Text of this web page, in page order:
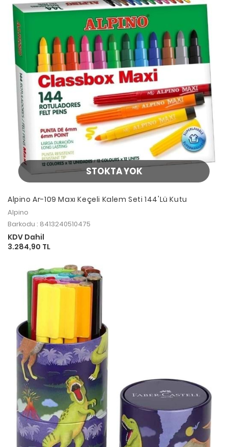
STOKTA YOK
Alpino Ar-109 Maxı Keçeli Kalem Seti 144'Lü Kutu
Alpino
Barkodu : 8413240510475
KDV Dahil
3.284,90 TL